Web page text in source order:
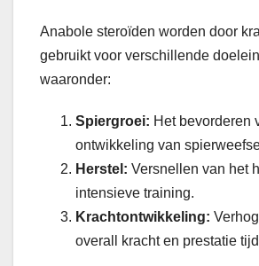
Anabole steroïden worden door
gebruikt voor verschillende
waaronder:
Spiergroei: Het bevorderen
ontwikkeling van
Herstel: Versnellen van het
intensieve training.
Krachtontwikkeling:
overall kracht en prestatie